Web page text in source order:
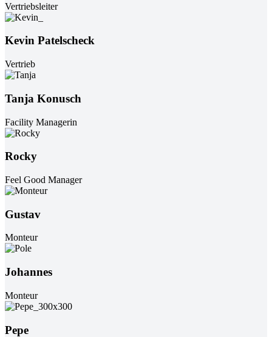
Vertriebsleiter
Kevin Patelscheck
Vertrieb
Tanja Konusch
Facility Managerin
Rocky
Feel Good Manager
Gustav
Monteur
Johannes
Monteur
Pepe